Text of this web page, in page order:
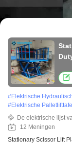
#Elektrische
#Elektrische Palletlifttafel
De elektrische lijst
12 Meningen
Stationary Scissor Lift